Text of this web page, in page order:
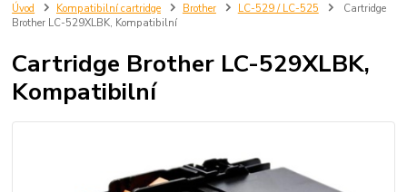
Úvod Kompatibilní cartridge Brother LC-529 / LC-525
Cartridge
Brother LC-529XLBK, Kompatibilní
Cartridge Brother LC-529XLBK,
Kompatibilní